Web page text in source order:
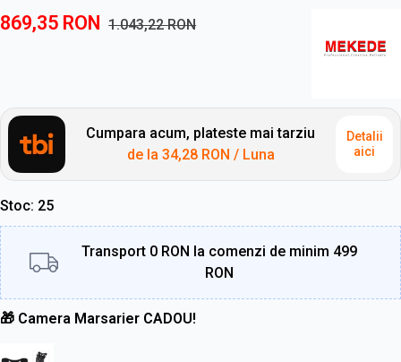
869,35 RON 1.043,22RON
Cumpara acum, plateste mai tarziu
de la 34,28 RON / Luna
Detalii
aici
Stoc 25
Transport 0 RON la comenzi de minim 499
RON
🎁 Camera Marsarier CADOU!